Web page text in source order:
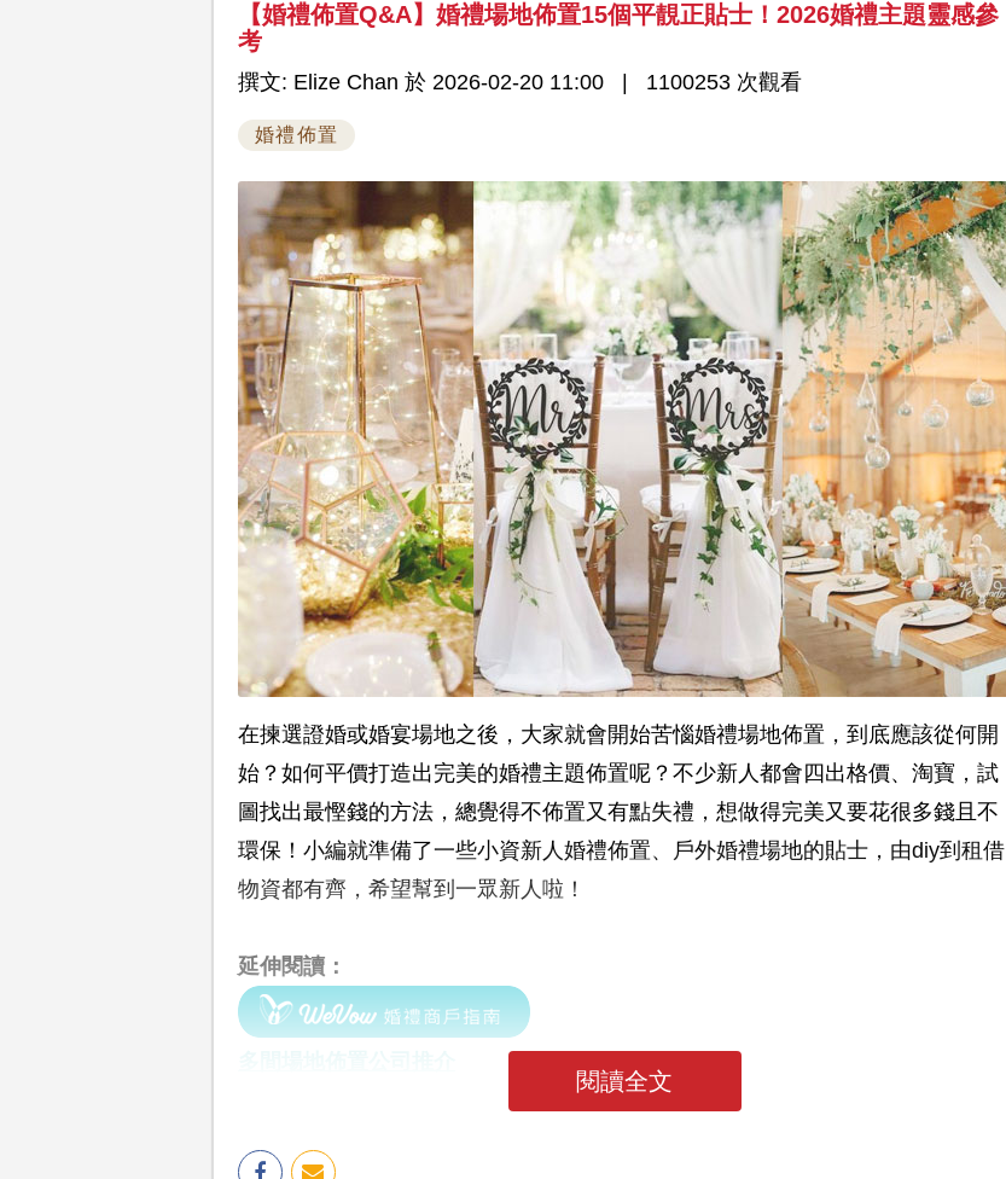
【婚禮佈置Q&A】婚禮場地佈置15個平靚正貼士！2026婚禮主題靈感參
考
撰文: Elize Chan 於 2026-02-20 11:00 1100253 次觀看
婚禮佈置
在揀選證婚或婚宴場地之後，大家就會開始苦惱婚禮場地佈置，到底應該從何開
始？如何平價打造出完美的婚禮主題佈置呢？不少新人都會四出格價、淘寶，試
圖找出最慳錢的方法，總覺得不佈置又有點失禮，想做得完美又要花很多錢且不
環保！小編就準備了一些小資新人婚禮佈置、戶外婚禮場地的貼士，由diy到租借
物資都有齊，希望幫到一眾新人啦！
延伸閱讀：
閱讀全文